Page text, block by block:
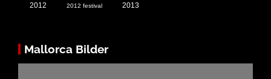
2012 2012 festival 2013
Mallorca Bilder